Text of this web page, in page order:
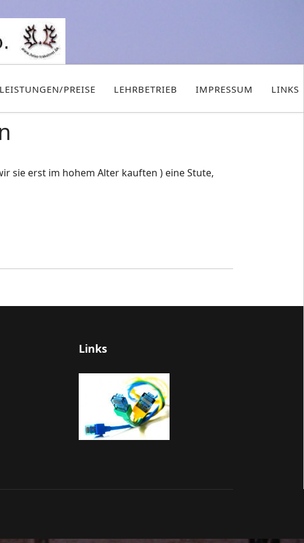
LEISTUNGEN/PREISE LEHRBETRIEB IMPRESSUM LINKS
sie erst im hohem Alter kauften ) eine Stute,
Links